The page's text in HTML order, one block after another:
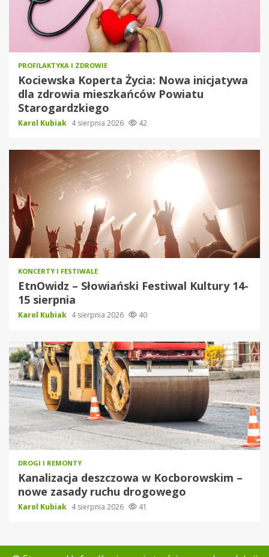
PROFILAKTYKA I ZDROWIE
Kociewska Koperta Życia: Nowa inicjatywa
dla zdrowia mieszkańców Powiatu
Starogardzkiego
Karol Kubiak 4 sierpnia 2026 42
KONCERTY I FESTIWALE
EtnOwidz – Słowiański Festiwal Kultury 14-
15 sierpnia
Karol Kubiak 4 sierpnia 2026 40
DROGI I REMONTY
Kanalizacja deszczowa w Kocborowskim –
nowe zasady ruchu drogowego
Karol Kubiak 4 sierpnia 2026 41